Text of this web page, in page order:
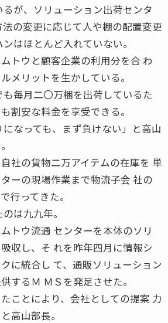
が、ソリューション出荷センタ
の変更に応じて人や棚の配置変更
はほとんど入れていない。
トウと顧客企業の利用分を合 わ
メリットを生かしている。
毎月二〇万梱を出荷しているた
割安な料金を享受できる。
になっても、まず負けない」と高山
社の貨物二万アイテムの在庫を 単
ーの現場作業まで物流子会 社の
行ってきた。
は九九年。
トウ流通 センターを本体のソリ
収し、そ れを昨年四月に情報シ
に統合し て、通販ソリューション
するＭ ＭＳを発足させた。
ことにより、会社としての提案 力
高山部長。